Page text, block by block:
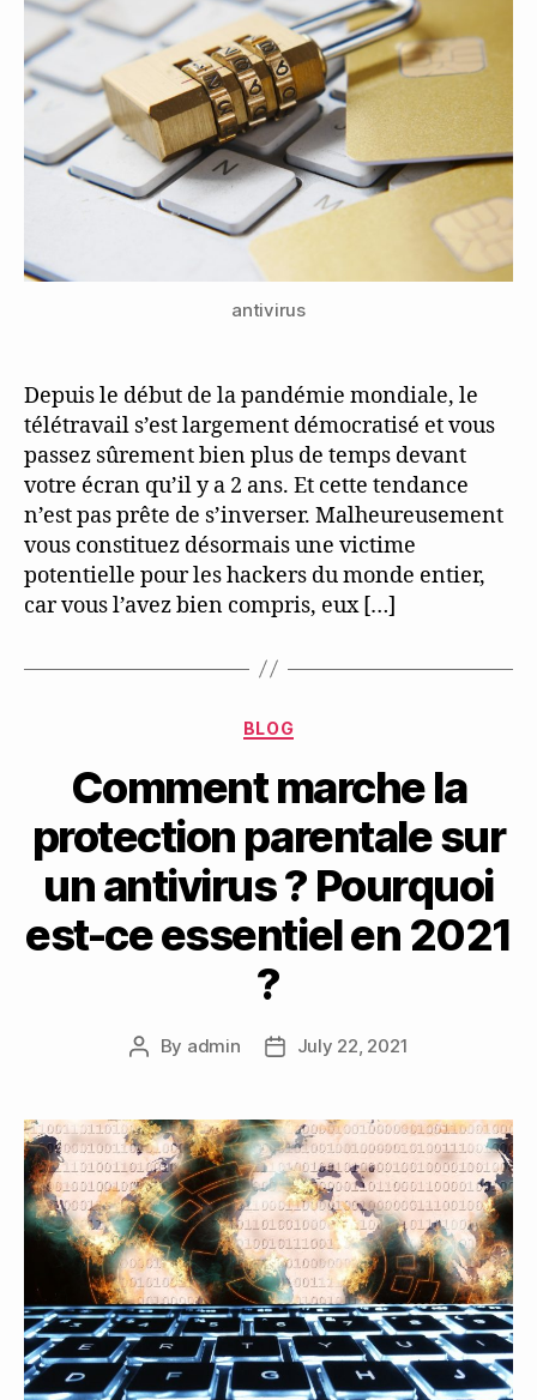
antivirus
Depuis le début de la pandémie mondiale, le
télétravail s’est largement démocratisé et vous
passez sûrement bien plus de temps devant
votre écran qu’il y a 2 ans. Et cette tendance
n’est pas prête de s’inverser. Malheureusement
vous constituez désormais une victime
potentielle pour les hackers du monde entier,
car vous l’avez bien compris, eux […]
Categories
BLOG
Comment marche la
protection parentale sur
un antivirus ? Pourquoi
est-ce essentiel en 2021
?
Post
By admin
PostJuly 22, 2021